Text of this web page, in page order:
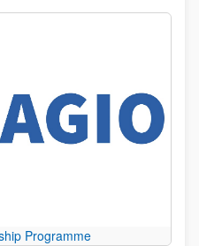
Programme